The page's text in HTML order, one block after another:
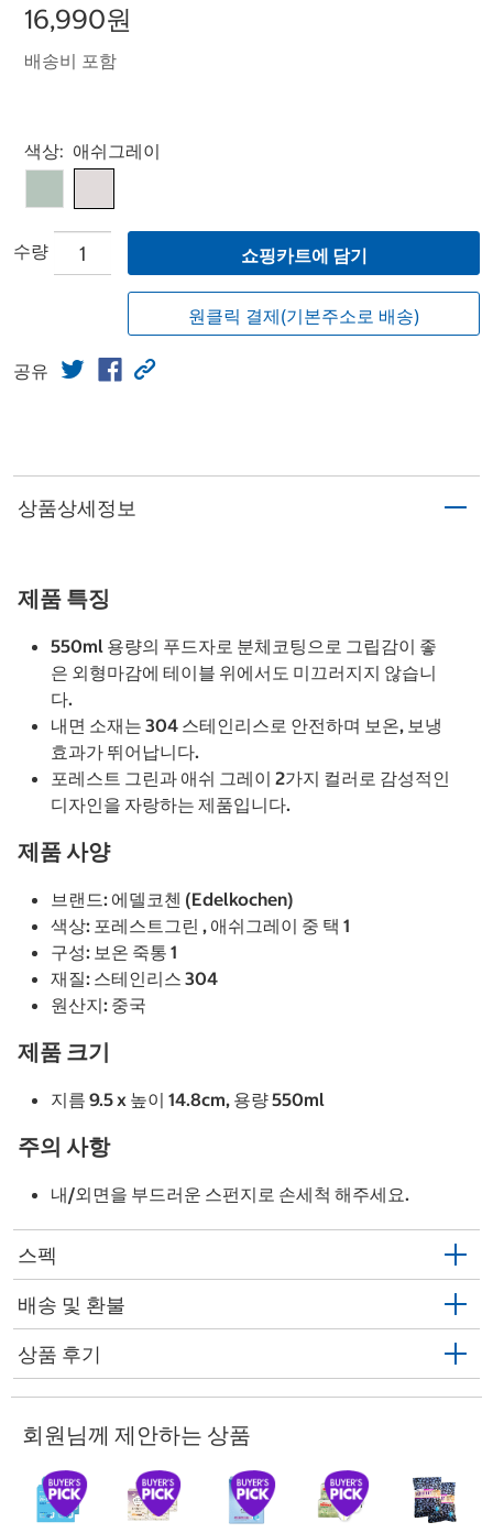
16,990원
배송비 포함
Select product
색상: 애쉬그레이
수량 쇼핑카트에 담기
원클릭 결제(기본주소로 배송)
공유
상품상세정보
제품 특징
550ml 용량의 푸드자로 분체코팅으로 그립감이 좋
은 외형마감에 테이블 위에서도 미끄러지지 않습니
다.
내면 소재는 304 스테인리스로 안전하며 보온, 보냉
효과가 뛰어납니다.
포레스트 그린과 애쉬 그레이 2가지 컬러로 감성적인
디자인을 자랑하는 제품입니다.
제품 사양
브랜드: 에델코첸 (Edelkochen)
색상: 포레스트그린 , 애쉬그레이 중 택 1
구성: 보온 죽통 1
재질: 스테인리스 304
원산지: 중국
제품 크기
지름 9.5 x 높이 14.8cm, 용량 550ml
주의 사항
내/외면을 부드러운 스펀지로 손세척 해주세요.
스펙
배송 및 환불
상품 후기
회원님께 제안하는 상품